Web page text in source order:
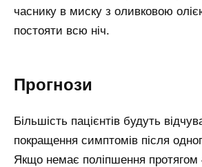
часнику в миску з оливковою
постояти всю ніч.
Прогнози
Більшість пацієнтів будуть
покращення симптомів після
Якщо немає поліпшення протягом